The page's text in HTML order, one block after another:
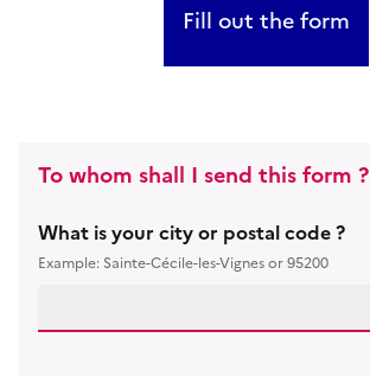
Fill out the form
To whom shall I send this form ?
What is your city or postal code ?
Example: Sainte-Cécile-les-Vignes or 95200